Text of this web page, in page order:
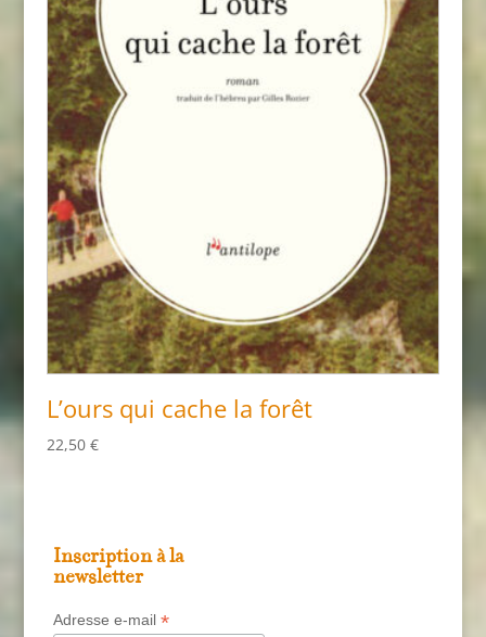
L’ours qui cache la forêt
22,50 €
Inscription à la
newsletter
Adresse e-mail *